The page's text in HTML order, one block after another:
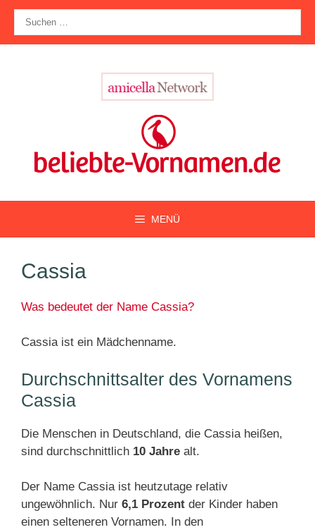
Zum
Inhalt
springen
nach:
MENÜ
Cassia
Was bedeutet der Name Cassia?
Cassia ist ein Mädchenname.
Durchschnittsalter des Vornamens
Cassia
Die Menschen in Deutschland, die Cassia heißen,
sind durchschnittlich 10 Jahre alt.
Der Name Cassia ist heutzutage relativ
ungewöhnlich. Nur 6,1 Prozent der Kinder haben
einen selteneren Vornamen. In den